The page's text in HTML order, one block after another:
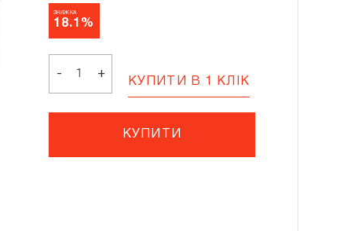
ЗНИЖКА
18.1%
-
JET
+
КУПИТИ В 1 КЛІК
КУПИТИ